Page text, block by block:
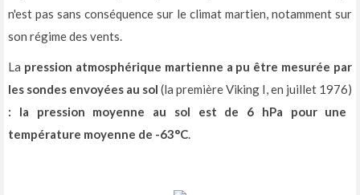
n'est pas sans conséquence sur le climat martien, notamment sur
son régime des vents.
La pression atmosphérique martienne a pu être mesurée par
les sondes envoyées au sol (la première Viking I, en juillet 1976)
: la pression moyenne au sol est de 6 hPa pour une
température moyenne de -63°C.